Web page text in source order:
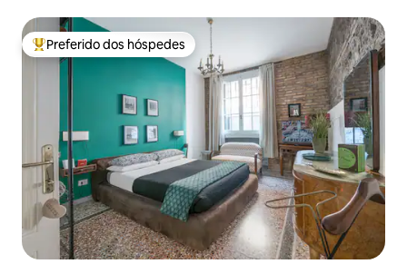
Entre os melhores preferidos dos hóspedes
Preferido dos hóspedes